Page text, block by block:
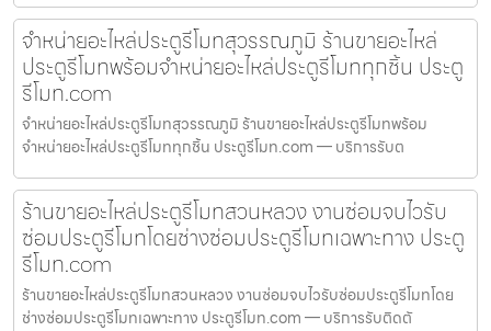
จำหน่ายอะไหล่ประตูรีโมทสุวรรณภูมิ ร้านขายอะไหล่
ประตูรีโมทพร้อมจำหน่ายอะไหล่ประตูรีโมททุกชิ้น ประตู
รีโมท.com
จำหน่ายอะไหล่ประตูรีโมทสุวรรณภูมิ ร้านขายอะไหล่ประตูรีโมทพร้อม
จำหน่ายอะไหล่ประตูรีโมททุกชิ้น ประตูรีโมท.com — บริการรับต
ร้านขายอะไหล่ประตูรีโมทสวนหลวง งานซ่อมจบไวรับ
ซ่อมประตูรีโมทโดยช่างซ่อมประตูรีโมทเฉพาะทาง ประตู
รีโมท.com
ร้านขายอะไหล่ประตูรีโมทสวนหลวง งานซ่อมจบไวรับซ่อมประตูรีโมทโดย
ช่างซ่อมประตูรีโมทเฉพาะทาง ประตูรีโมท.com — บริการรับติดตั